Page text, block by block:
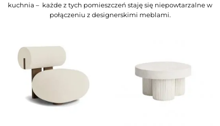
kuchnia – każde z tych pomieszczeń staję się niepowtarzalne w
połączeniu z designerskimi meblami.